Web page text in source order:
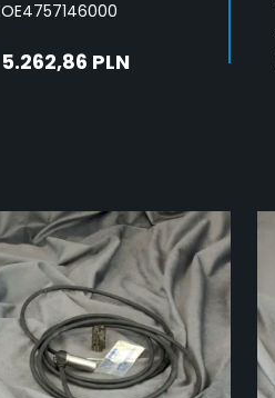
OE4757146000
5.262,86 PLN